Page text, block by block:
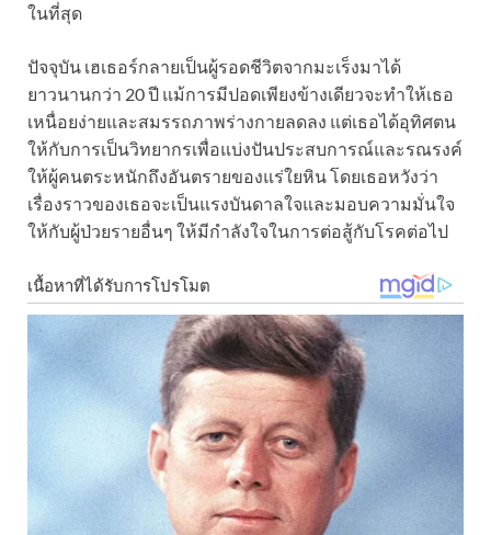
ในที่สุด
ปัจจุบัน เฮเธอร์กลายเป็นผู้รอดชีวิตจากมะเร็งมาได้
ยาวนานกว่า 20 ปี แม้การมีปอดเพียงข้างเดียวจะทำให้เธอ
เหนื่อยง่ายและสมรรถภาพร่างกายลดลง แต่เธอได้อุทิศตน
ให้กับการเป็นวิทยากรเพื่อแบ่งปันประสบการณ์และรณรงค์
ให้ผู้คนตระหนักถึงอันตรายของแร่ใยหิน โดยเธอหวังว่า
เรื่องราวของเธอจะเป็นแรงบันดาลใจและมอบความมั่นใจ
ให้กับผู้ป่วยรายอื่นๆ ให้มีกำลังใจในการต่อสู้กับโรคต่อไป